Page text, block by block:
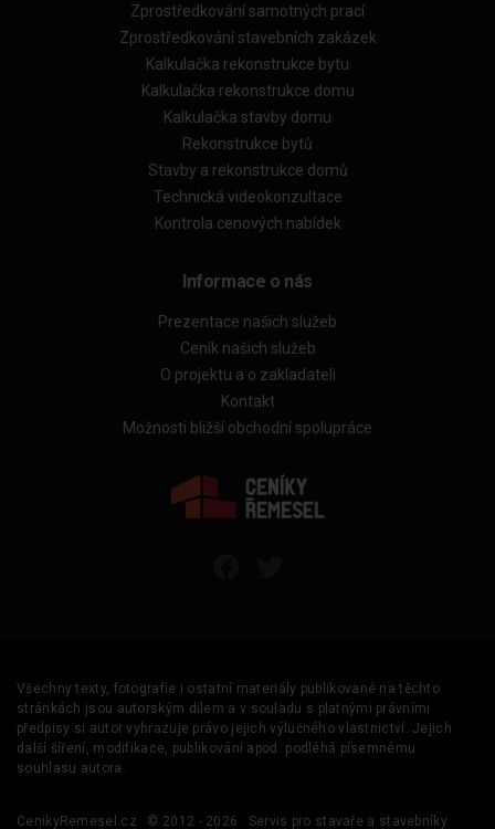
Zprostředkování samotných prací
Zprostředkování stavebních zakázek
Kalkulačka rekonstrukce bytu
Kalkulačka rekonstrukce domu
Kalkulačka stavby domu
Rekonstrukce bytů
Stavby a rekonstrukce domů
Technická videokonzultace
Kontrola cenových nabídek
Informace o nás
Prezentace našich služeb
Ceník našich služeb
O projektu a o zakladateli
Kontakt
Možnosti bližší obchodní spolupráce
Všechny texty, fotografie i ostatní materiály publikované na těchto
stránkách jsou autorským dílem a v souladu s platnými právními
předpisy si autor vyhrazuje právo jejich výlučného vlastnictví. Jejich
další šíření, modifikace, publikování apod. podléhá písemnému
souhlasu autora.
CenikyRemesel.cz © 2012 - 2026 Servis pro stavaře a stavebníky